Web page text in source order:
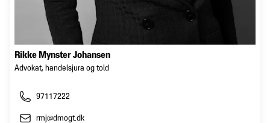
Rikke Mynster Johansen
Advokat, handelsjura og told
97117222
rmj@dmogt.dk